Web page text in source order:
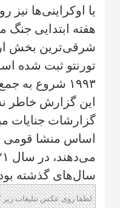
یا اوکراینی‌ها
هفته ابتدایی جنگ
شرقی‌ترین بخش
تورنتو ثبت شده
۱۹۹۳ شروع به
این گزارش خاطر
گزارشات جنایات
اساس منشا قومی
سال‌های گذشته
لطفا روی عکس تبلیغات زیر